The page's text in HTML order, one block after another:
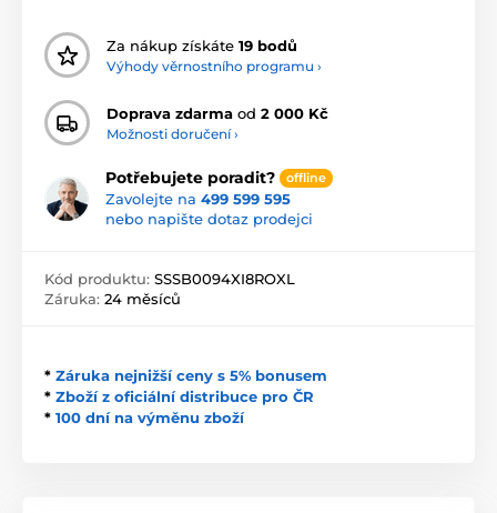
Za nákup získáte 19 bodů
Výhody věrnostního programu ›
Doprava zdarma od 2 000 Kč
Možnosti doručení ›
Potřebujete poradit? offline
Zavolejte na 499 599 595
nebo napište dotaz prodejci
Kód produktu: SSSB0094XI8ROXL
Záruka: 24 měsíců
* Záruka nejnižší ceny s 5% bonusem
* Zboží z oficiální distribuce pro ČR
* 100 dní na výměnu zboží